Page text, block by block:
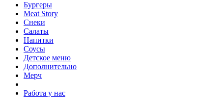
Бургеры
Meat Story
Снеки
Салаты
Напитки
Соусы
Детское меню
Дополнительно
Мерч
Работа у нас